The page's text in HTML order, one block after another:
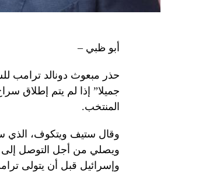
أبو ظبي –
حذر مبعوث دونالد ترامب
جميلا” إذا لم يتم إطلاق
المنتخب.
وقال ستيف ويتكوف، الذي
ويصلي من أجل التوصل إلى
وإسرائيل قبل أن يتولى ترامب